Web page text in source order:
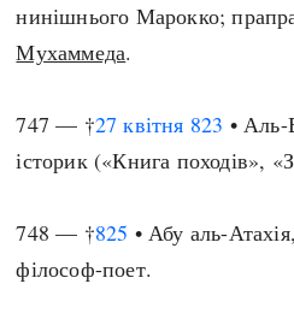
нинішнього Марокко;
Мухаммеда.
747 — †27 квітня 823 • Аль-
історик («Книга походів»,
748 — †825 • Абу аль-
філософ-поет.